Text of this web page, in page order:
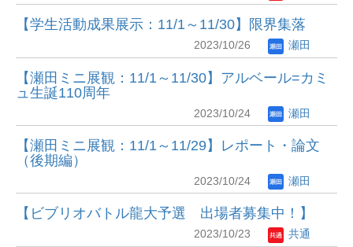
【学生活動成果展示：11/1～11/30】限界集落
2023/10/26 瀬田
【瀬田ミニ展観：11/1～11/30】アルベール=カミ
ュ生誕110周年
2023/10/24 瀬田
【瀬田ミニ展観：11/1～11/29】レポート・論文
（後期編）
2023/10/24 瀬田
【ビブリオバトル龍大予選 出場者募集中！】
2023/10/23 共通